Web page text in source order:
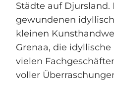
Städte auf
gewundenen
kleinen
Grenaa, die
vielen
voller